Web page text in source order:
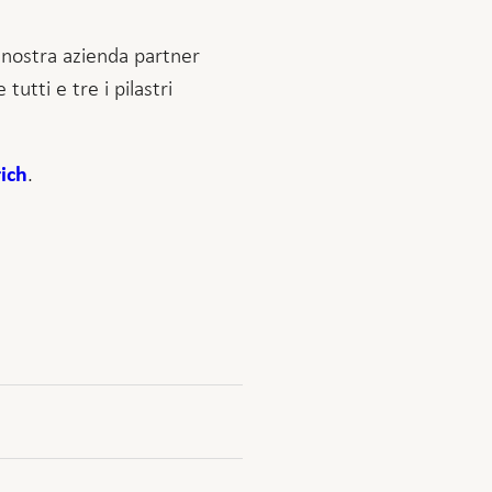
azienda partner
tutti e tre i pilastri
.